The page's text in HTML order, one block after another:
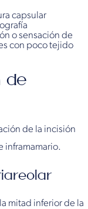
capsular
o sensación de
con poco tejido
de
de la incisión
inframamario.
mitad inferior de la